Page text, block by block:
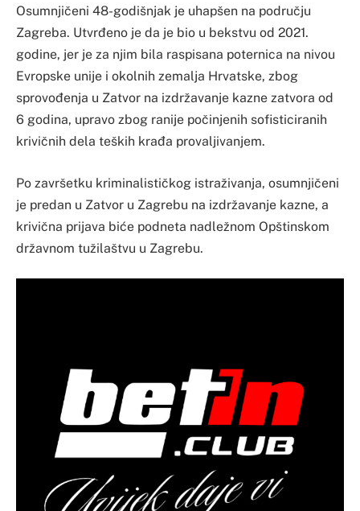
Osumnjičeni 48-godišnjak je uhapšen na području
Zagreba. Utvrđeno je da je bio u bekstvu od 2021.
godine, jer je za njim bila raspisana poternica na nivou
Evropske unije i okolnih zemalja Hrvatske, zbog
sprovođenja u Zatvor na izdržavanje kazne zatvora od
6 godina, upravo zbog ranije počinjenih sofisticiranih
krivičnih dela teških krađa provaljivanjem.
Po završetku kriminalističkog istraživanja, osumnjičeni
je predan u Zatvor u Zagrebu na izdržavanje kazne, a
krivična prijava biće podneta nadležnom Opštinskom
državnom tužilaštvu u Zagrebu.